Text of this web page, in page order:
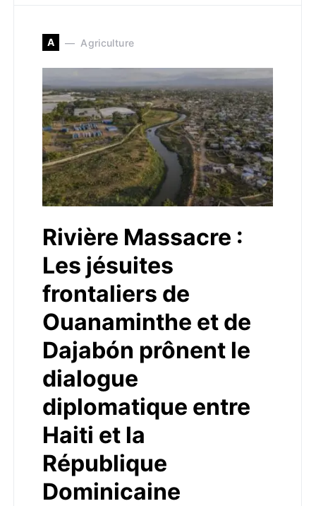
A Agriculture
Rivière Massacre :
Les jésuites
frontaliers de
Ouanaminthe et de
Dajabón prônent le
dialogue
diplomatique entre
Haiti et la
République
Dominicaine